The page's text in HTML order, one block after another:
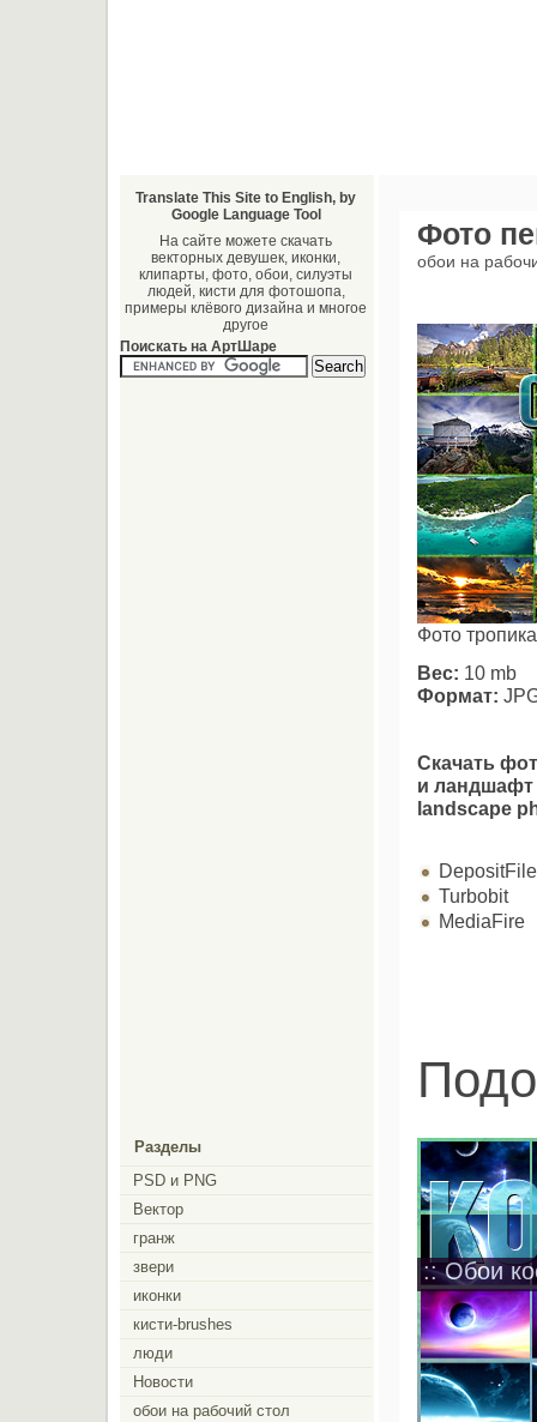
Фото
обои на
Фото
Вес: 10 mb
Формат:
Скачать
и ландшафт
landscape
Turbobit
MediaFire
:: Обои
Translate This Site to English, by
Google Language Tool
На сайте можете скачать
векторных девушек, иконки,
клипарты, фото, обои, силуэты
людей, кисти для фотошопа,
примеры клёвого дизайна и многое
другое
Поискать на АртШаре
Разделы
PSD и PNG
Вектор
гранж
звери
иконки
кисти-brushes
люди
Новости
обои на рабочий стол